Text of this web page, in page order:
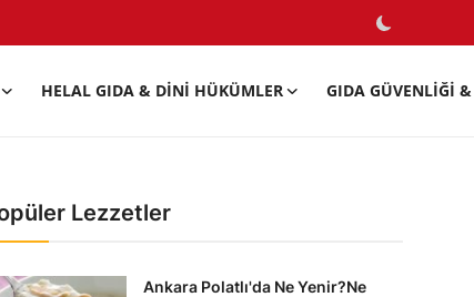
HELAL GIDA & DINI HÜKÜMLER GIDA GÜVENLIĞI
Lezzetler
Ankara Polatlı'da Ne Yenir?Ne